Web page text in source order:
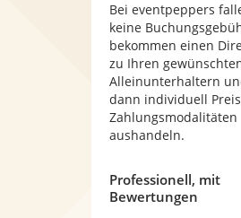
Bei eventpeppers
keine
bekommen einen
zu Ihren
Alleinunterhaltern
dann individuell
Zahlungsmodalitäten
aushandeln.
Professionell, mit
Bewertungen